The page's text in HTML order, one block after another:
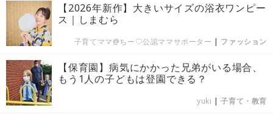
【2026年新作】大きいサイズの浴衣ワンピー
ス｜しまむら
子育てママ@ちー♡公認ママサポーター | ファッション
【保育園】病気にかかった兄弟がいる場合、
もう1人の子どもは登園できる？
yuki |子育て・教育